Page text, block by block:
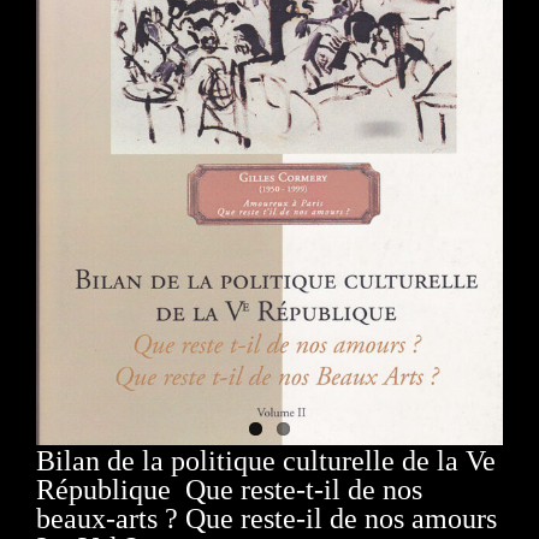
Bilan de la politique culturelle de la Ve
République Que reste-t-il de nos
beaux-arts ? Que reste-il de nos amours